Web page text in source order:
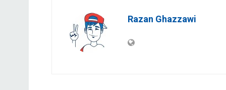
Razan Ghazzawi